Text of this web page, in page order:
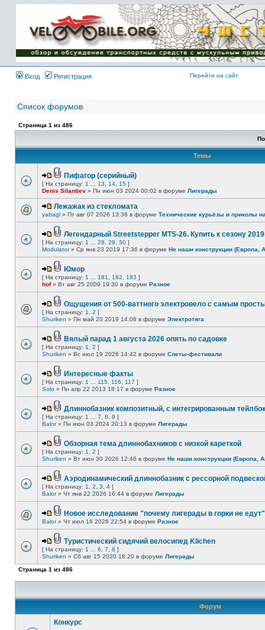
Имя пользователя:
Пароль:
{ LOG_ME_IN_SHORT
}
Вход
Регистрация Перейти на сайт
Список форумов
Страница 1 из 486
Темы
Пифагор (серийный)
[ На страницу: 1 13 14 15 ]
Denis Silantiev » Пн июн 03 2024 00:02 в форуме Лигерады
Лежажак из стекломата
yabagl » Пт авг 07 2026 13:36 в форуме Технические курьёзы и приколы
Легендарный Streetstepper MTS-26. Купить к сезону
[ На страницу: 1 28 29 30 ]
Modulator» Ср янв 23 2019 17:36 в форуме Не наши конструкции (Европа,
Юмор
[ На страницу: 1 181 182 183 ]
hof» Вт авг 25 2009 19:30 в форуме Разное
Ощущения от 500-ваттного электровело с самым
[ На страницу: 1 2 ]
Shuriken » Пн май 20 2019 14:08 в форуме Электротяга
Вялый парад 1 августа 2026 опять по садовке
[ На страницу: 1 2 ]
Shuriken » Вс июл 19 2026 14:42 в форуме Слеты-фестивали
Интересные факты
[ На страницу: 1 115 116 117 ]
Solo » Пн апр 22 2013 18:17 в форуме Разное
Длиннобазник композитный, с интегрированным
[ На страницу: 1 7 8 9 ]
Balor» Пн июн 03 2024 20:13 в форуме Лигерады
Обзорная тема длиннобахников с низкой кареткой
[ На страницу: 1 2 ]
Shuriken » Вт июн 30 2026 12:46 в форуме Не наши конструкции (Европа,
Аэродинамический длиннобазник с рессорной
[ На страницу: 1 2 3 4 ]
Balor» Чт янв 22 2026 16:44 в форуме Лигерады
Новое исследование "почему лигерады в горки не
Balor» Чт июл 16 2026 22:54 в форуме Разное
Туристический сидячий велосипед Klichen
[ На страницу: 1 6 7 8 ]
Shuriken » Сб авг 15 2020 18:20 в форуме Лигерады
Страница 1 из 486
Форум
Конкурс